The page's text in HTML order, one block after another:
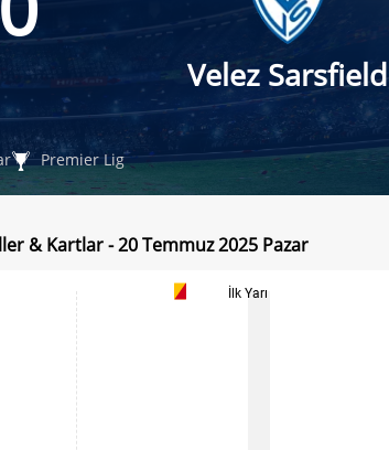
Velez Sarsfield
Premier Lig
& Kartlar - 20 Temmuz 2025 Pazar
İlk Yarı